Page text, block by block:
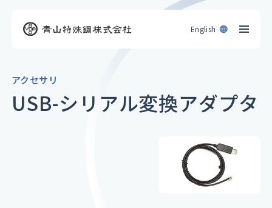
English
アクセサリ
USB-シリアル変換アダプタ